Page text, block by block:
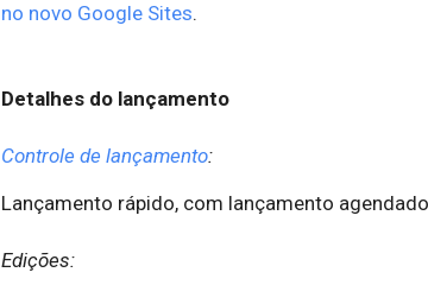
no novo Google Sites.
Detalhes do lançamento
Controle de lançamento:
Lançamento rápido, com lançamento
Edições: